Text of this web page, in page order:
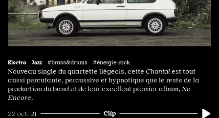
Electro Jazz #brass&drums #énergie·rock
Nouveau single du quartette liégeois, cette Chantalest tout
aussi percutante, percussive et hypnotique que le reste de la
production du band et de leur excellent premier album, No
Encore.
22 oct. 21 Clip